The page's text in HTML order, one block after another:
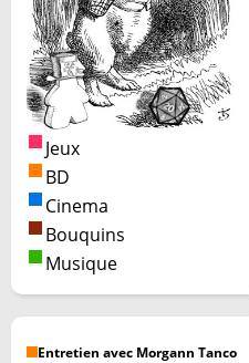
Jeux
BD
Cinema
Bouquins
Musique
Entretien avec Morgann Tanco